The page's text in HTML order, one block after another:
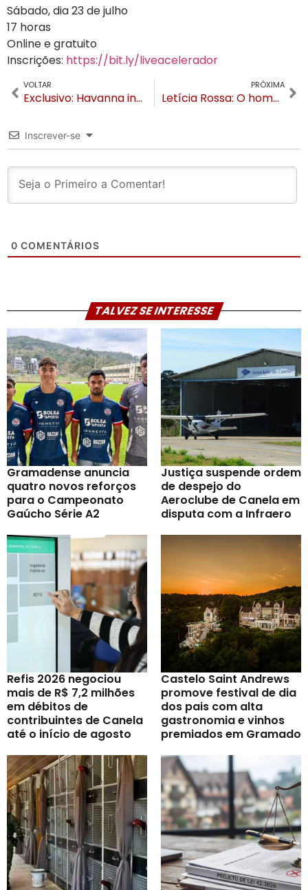
Sábado, dia 23 de julho
17 horas
Online e gratuito
Inscrições: https://bit.ly/liveacelerador
VOLTAR
Exclusivo: Havanna inaugura em Gramado no mês de setembro
PRÓXIMA
Letícia Rossa: O homem antiestupro: vamos aplaudir!
Inscrever-se
0 COMENTÁRIOS
TALVEZ SE INTERESSE
Gramadense anuncia
quatro novos reforços
para o Campeonato
Gaúcho Série A2
Justiça suspende ordem
de despejo do
Aeroclube de Canela em
disputa com a Infraero
Refis 2026 negociou
mais de R$ 7,2 milhões
em débitos de
contribuintes de Canela
até o início de agosto
Castelo Saint Andrews
promove festival de dia
dos pais com alta
gastronomia e vinhos
premiados em Gramado